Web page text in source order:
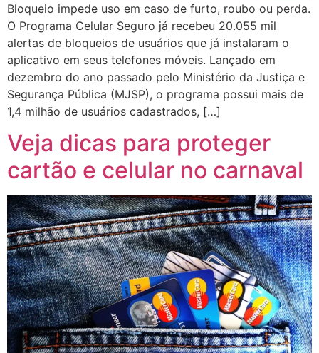
Bloqueio impede uso em caso de furto, roubo ou perda.
O Programa Celular Seguro já recebeu 20.055 mil
alertas de bloqueios de usuários que já instalaram o
aplicativo em seus telefones móveis. Lançado em
dezembro do ano passado pelo Ministério da Justiça e
Segurança Pública (MJSP), o programa possui mais de
1,4 milhão de usuários cadastrados, […]
Veja dicas para proteger
cartão e celular no carnaval